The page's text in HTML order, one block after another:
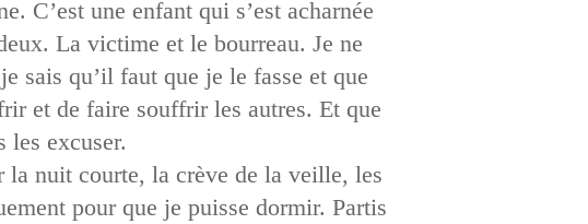
C’est une enfant qui s’est acharnée
La victime et le bourreau. Je ne
sais qu’il faut que je le fasse et que
et de faire souffrir les autres. Et que
les excuser.
la nuit courte, la crève de la veille, les
pour que je puisse dormir. Partis